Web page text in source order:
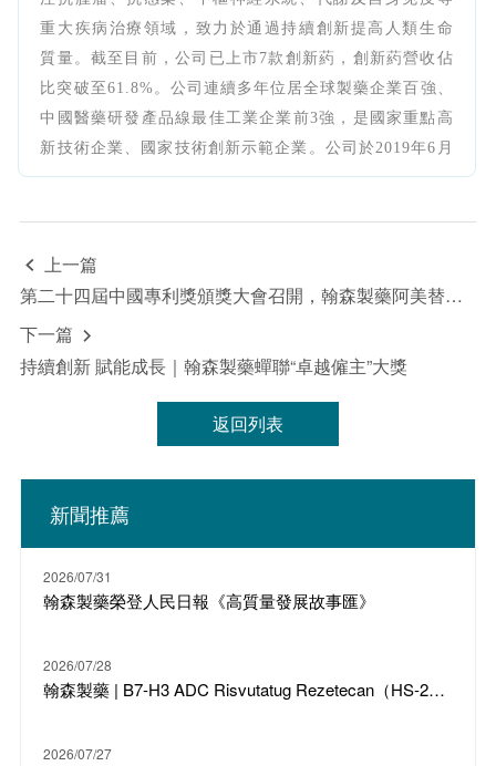
重大疾病治療領域，致力於通過持續創新提高人類生命
質量。截至目前，公司已上市7款創新葯，創新葯營收佔
比突破至61.8%。公司連續多年位居全球製藥企業百強、
中國醫藥研發產品線最佳工業企業前3強，是國家重點高
新技術企業、國家技術創新示範企業。公司於2019年6月
在香港聯交所掛牌上市（股票代碼：03692.HK）。更多
 上一篇
第二十四屆中國專利獎頒獎大會召開，翰森製藥阿美替尼專利被授予“中國專利金獎”
下一篇 
持續創新 賦能成長｜翰森製藥蟬聯“卓越僱主”大獎
返回列表
新聞推薦
2026/07/31
翰森製藥榮登人民日報《高質量發展故事匯》
2026/07/28
翰森製藥 | B7-H3 ADC Risvutatug Rezetecan（HS-20093）骨肉瘤III期臨床ARTEMIS-011達到IRC-PFS主要終點
2026/07/27